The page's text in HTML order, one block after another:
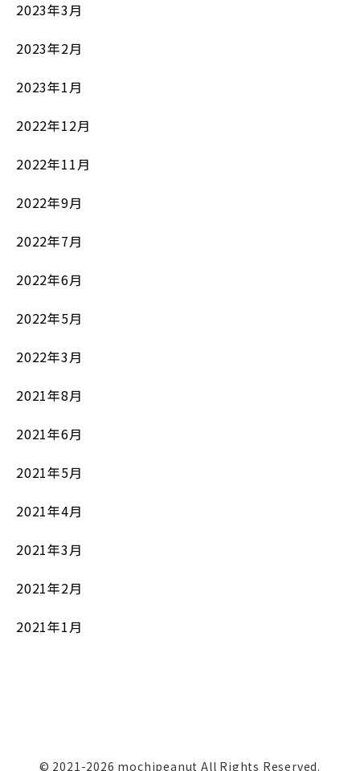
2023年3月
2023年2月
2023年1月
2022年12月
2022年11月
2022年9月
2022年7月
2022年6月
2022年5月
2022年3月
2021年8月
2021年6月
2021年5月
2021年4月
2021年3月
2021年2月
2021年1月
© 2021-2026 mochipeanut All Rights Reserved.